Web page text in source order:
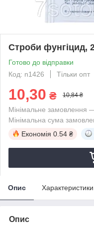
Строби фунгіцид,
Готово до відправки
Код: n1426
Тільки опт
10,30 ₴ 10,84 ₴
Мінімальне замовлення
Мінімальна сума
Економія 0.54 ₴
Опис Характеристики
Опис